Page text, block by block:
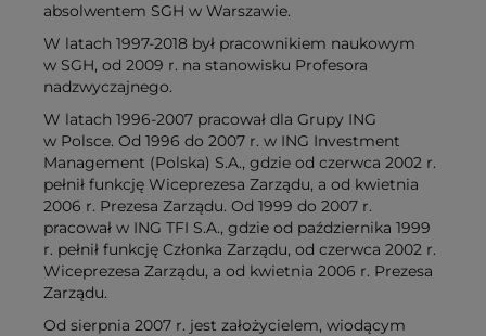
absolwentem SGH w Warszawie.
W latach 1997-2018 był pracownikiem naukowym
w SGH, od 2009 r. na stanowisku Profesora
nadzwyczajnego.
W latach 1996-2007 pracował dla Grupy ING
w Polsce. Od 1996 do 2007 r. w ING Investment
Management (Polska) S.A., gdzie od czerwca 2002 r.
pełnił funkcję Wiceprezesa Zarządu, a od kwietnia
2006 r. Prezesa Zarządu. Od 1999 do 2007 r.
pracował w ING TFI S.A., gdzie od października 1999
r. pełnił funkcję Członka Zarządu, od czerwca 2002 r.
Wiceprezesa Zarządu, a od kwietnia 2006 r. Prezesa
Zarządu.
Od sierpnia 2007 r. jest założycielem, wiodącym